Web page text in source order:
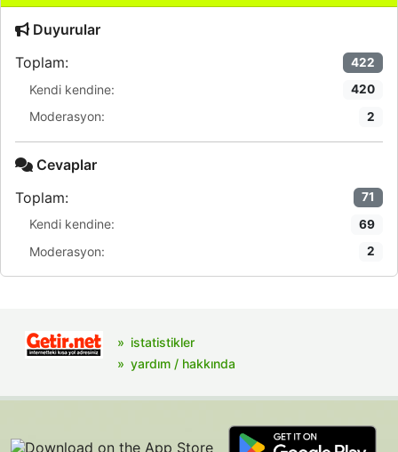
Duyurular
Toplam:
422
Kendi kendine: 420
Moderasyon: 2
Cevaplar
Toplam:
71
Kendi kendine: 69
Moderasyon: 2
istatistikler
yardım / hakkında